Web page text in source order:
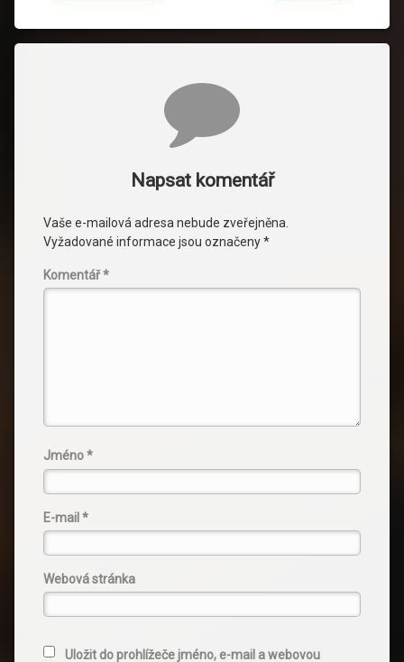
Napsat komentář
Vaše e-mailová adresa nebude zveřejněna.
Vyžadované informace jsou označeny*
Komentář*
Jméno*
E-mail *
Webová stránka
Uložit do prohlížeče jméno, e-mail a webovou